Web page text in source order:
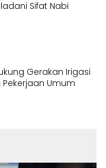
Sifat Nabi
Gerakan Irigasi
Umum